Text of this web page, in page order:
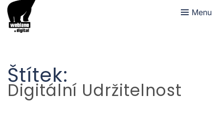
Menu
Štítek:
Digitální Udržitelnost